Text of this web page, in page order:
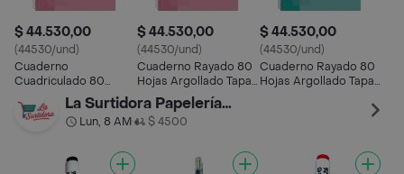
$ 44.530,00
(44530/und)
Cuaderno
Cuadriculado 80
Hojas Argollado Tapa
Dura Pelikan
$ 44.530,00
(44530/und)
Cuaderno Rayado 80
Hojas Argollado Tapa
Dura Pelikan
$ 44.530,00
(44530/und)
Cuaderno Rayado 80
Hojas Argollado Tapa
La Surtidora Papelería Y Fiestas
Lun, 8 AM• $ 4500